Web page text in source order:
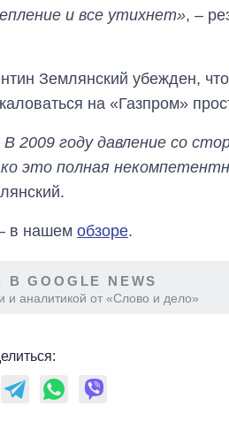
и все утихнет», –
Землянский убежден, что
на «Газпром»
2009 году давление со
это полная
в нашем обзоре.
GOOGLE NEWS
и аналитикой от «Слово и дело»